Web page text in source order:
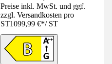
Preise inkl. MwSt. und ggf.
zzgl. Versandkosten pro
ST1099,99 €*/ ST